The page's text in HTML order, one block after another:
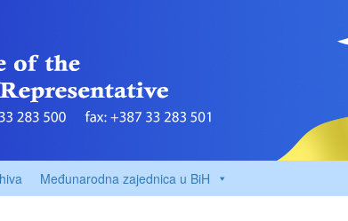
Međunarodna zajednica u BiH